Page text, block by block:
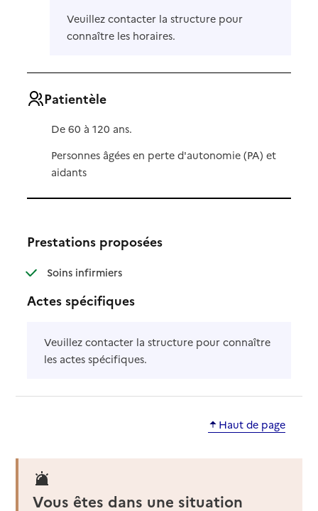
Veuillez contacter la structure pour
connaître les horaires.
Patientèle
De 60 à 120 ans.
Personnes âgées en perte d'autonomie (PA) et
aidants
Prestations proposées
Soins infirmiers: disponible
: non disponible
Actes spécifiques
Veuillez contacter la structure pour connaître
les actes spécifiques.
Haut de page
Vous êtes dans une situation